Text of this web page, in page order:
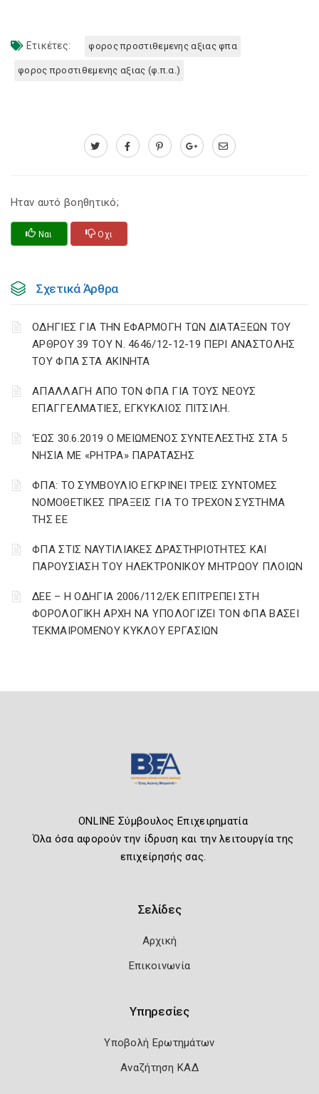
Ετικέτες: φορος προστιθεμενης αξιας φπα
φορος προστιθεμενης αξιας (φ.π.α.)
Ηταν αυτό βοηθητικό;
Ναι Οχι
Σχετικά Άρθρα
ΟΔΗΓΙΕΣ ΓΙΑ ΤΗΝ ΕΦΑΡΜΟΓΗ ΤΩΝ ΔΙΑΤΑΞΕΩΝ ΤΟΥ
ΑΡΘΡΟΥ 39 ΤΟΥ Ν. 4646/12-12-19 ΠΕΡΙ ΑΝΑΣΤΟΛΗΣ
ΤΟΥ ΦΠΑ ΣΤΑ ΑΚΙΝΗΤΑ
ΑΠΑΛΛΑΓΗ ΑΠΟ ΤΟΝ ΦΠΑ ΓΙΑ ΤΟΥΣ ΝΕΟΥΣ
ΕΠΑΓΓΕΛΜΑΤΙΕΣ, ΕΓΚΥΚΛΙΟΣ ΠΙΤΣΙΛΗ.
‘ΕΩΣ 30.6.2019 Ο ΜΕΙΩΜΕΝΟΣ ΣΥΝΤΕΛΕΣΤΗΣ ΣΤΑ 5
ΝΗΣΙΑ ΜΕ «ΡΗΤΡΑ» ΠΑΡΑΤΑΣΗΣ
ΦΠΑ: ΤΟ ΣΥΜΒΟΥΛΙΟ ΕΓΚΡΙΝΕΙ ΤΡΕΙΣ ΣΥΝΤΟΜΕΣ
ΝΟΜΟΘΕΤΙΚΕΣ ΠΡΑΞΕΙΣ ΓΙΑ ΤΟ ΤΡΕΧΟΝ ΣΥΣΤΗΜΑ
ΤΗΣ ΕΕ
ΦΠΑ ΣΤΙΣ ΝΑΥΤΙΛΙΑΚΕΣ ΔΡΑΣΤΗΡΙΟΤΗΤΕΣ ΚΑΙ
ΠΑΡΟΥΣΙΑΣΗ ΤΟΥ ΗΛΕΚΤΡΟΝΙΚΟΥ ΜΗΤΡΩΟΥ ΠΛΟΙΩΝ
ΔΕΕ – Η ΟΔΗΓΙΑ 2006/112/ΕΚ ΕΠΙΤΡΕΠΕΙ ΣΤΗ
ΦΟΡΟΛΟΓΙΚΗ ΑΡΧΗ ΝΑ ΥΠΟΛΟΓΙΖΕΙ ΤΟΝ ΦΠΑ ΒΑΣΕΙ
ΤΕΚΜΑΙΡΟΜΕΝΟΥ ΚΥΚΛΟΥ ΕΡΓΑΣΙΩΝ
ONLINE Σύμβουλος Επιχειρηματία
Όλα όσα αφορούν την ίδρυση και την λειτουργία της
επιχείρησής σας.
Σελίδες
Αρχική
Επικοινωνία
Υπηρεσίες
Υποβολή Ερωτημάτων
Αναζήτηση ΚΑΔ